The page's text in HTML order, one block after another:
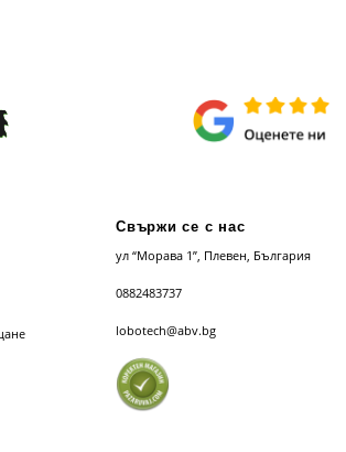
Свържи се с нас
ул “Морава 1”, Плевен, България
0882483737
lobotech@abv.bg